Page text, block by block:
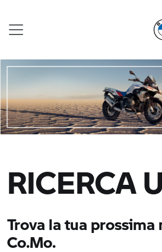
RICERCA
Trova la tua prossima
Co.Mo.